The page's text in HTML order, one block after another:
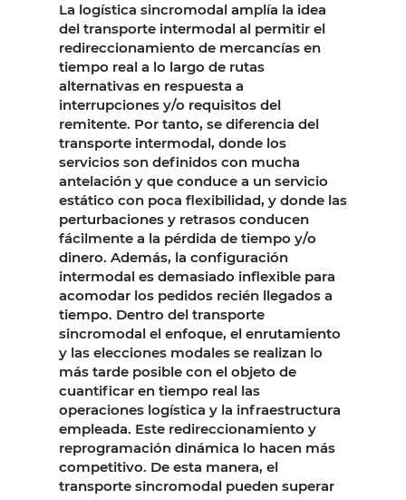
La logística sincromodal amplía la idea
del transporte intermodal al permitir el
redireccionamiento de mercancías en
tiempo real a lo largo de rutas
alternativas en respuesta a
interrupciones y/o requisitos del
remitente. Por tanto, se diferencia del
transporte intermodal, donde los
servicios son definidos con mucha
antelación y que conduce a un servicio
estático con poca flexibilidad, y donde las
perturbaciones y retrasos conducen
fácilmente a la pérdida de tiempo y/o
dinero. Además, la configuración
intermodal es demasiado inflexible para
acomodar los pedidos recién llegados a
tiempo. Dentro del transporte
sincromodal el enfoque, el enrutamiento
y las elecciones modales se realizan lo
más tarde posible con el objeto de
cuantificar en tiempo real las
operaciones logística y la infraestructura
empleada. Este redireccionamiento y
reprogramación dinámica lo hacen más
competitivo. De esta manera, el
transporte sincromodal pueden superar